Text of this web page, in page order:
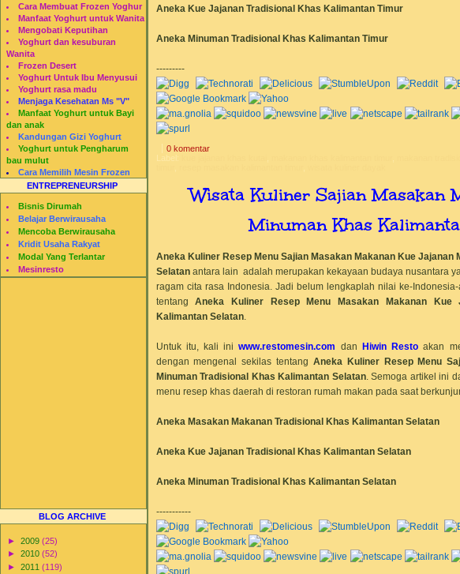
Cara Membuat Frozen Yoghur
Manfaat Yoghurt untuk Wanita
Mengobati Keputihan
Yoghurt dan kesuburan
Wanita
Frozen Desert
Yoghurt Untuk Ibu Menyusui
Yoghurt rasa madu
Menjaga Kesehatan Ms "V"
Manfaat Yoghurt untuk Bayi
dan anak
Kandungan Gizi Yoghurt
Yoghurt untuk Pengharum
bau mulut
Cara Memilih Mesin Frozen
Yogurt
Restomesin
ENTREPRENEURSHIP
Bisnis Dirumah
Belajar Berwirausaha
Mencoba Berwirausaha
Kridit Usaha Rakyat
Modal Yang Terlantar
Mesinresto
BLOG ARCHIVE
► 2009 (25)
► 2010 (52)
► 2011 (119)
Aneka Kue Jajanan Tradisional Khas Kalimantan Timur
Aneka Minuman Tradisional Khas Kalimantan Timur
---------
0 komentar
Label:
Wisata Kuliner Sajian Masakan
Minuman Khas
Aneka Kuliner Resep Menu Sajian Masakan Makanan Kue Jajanan
Selatanantara lain adalah merupakan kekayaan budaya nusantara
ragam cita rasa Indonesia. Jadi belum lengkaplah nilai ke-
tentangAneka Kuliner Resep Menu Masakan Makanan Kue
Kalimantan Selatan.
Untuk itu, kali iniwww.restomesin.com dan Hiwin Resto akan
dengan mengenal sekilas tentang Aneka Kuliner Resep Menu
Minuman Tradisional KhasKalimantan Selatan. Semoga artikel ini
menu resep khas daerah di restoran rumah makan pada saat
Aneka Masakan Makanan Tradisional Khas Kalimantan Selatan
Aneka Kue Jajanan Tradisional Khas Kalimantan Selatan
Aneka Minuman Tradisional Khas Kalimantan Selatan
-----------